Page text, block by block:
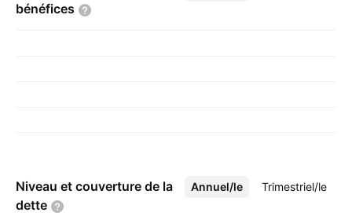
bénéfices
Niveau et couverture de la
dette
Annuel/le Trimestriel/le
Plus